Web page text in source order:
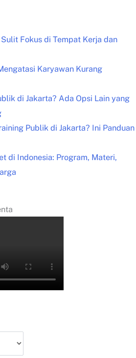
Fokus di Tempat Kerja dan
Karyawan Kurang
di Jakarta? Ada Opsi Lain yang
Publik di Jakarta? Ini Panduan
di Indonesia: Program, Materi,